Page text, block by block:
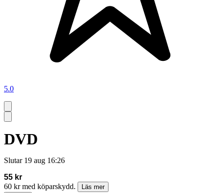
5.0
DVD
Slutar 19 aug 16:26
55 kr
60 kr med köparskydd.
Läs mer